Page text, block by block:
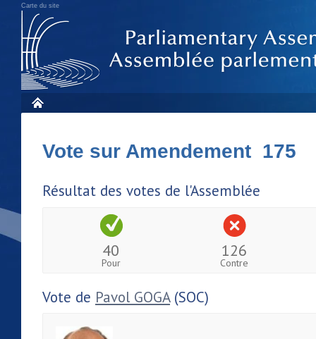
Carte du site
Vote sur Amendement 175
Résultat des votes de l'Assemblée
40
Pour
126
Contre
Vote de Pavol GOGA(SOC)